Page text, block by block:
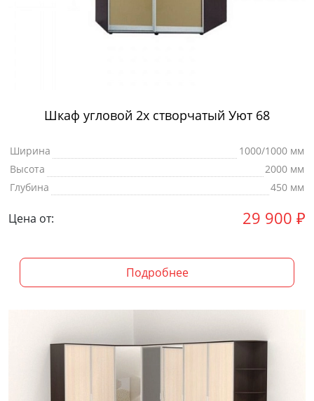
Шкаф угловой 2х створчатый Уют 68
Ширина
1000/1000 мм
Высота
2000 мм
Глубина
450 мм
Цена от: 29 900 ₽
Подробнее